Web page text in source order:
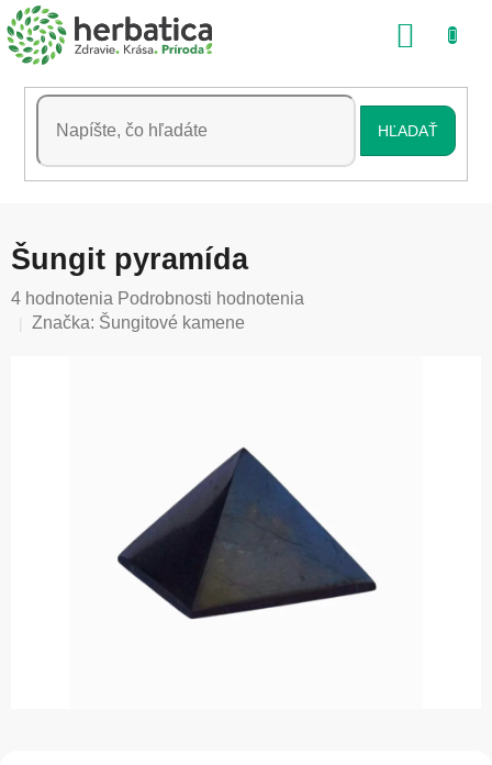
Prejsť
na
obsah
HĽADAŤ
Šungit pyramída
Priemerné
hodnotenie
4 hodnotenia Podrobnosti hodnotenia
Značka: Šungitové kamene